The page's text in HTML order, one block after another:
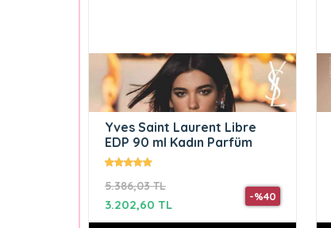
Yves Saint Laurent Libre
EDP 90 ml Kadın Parfüm
5.386,03 TL
-%40
3.202,60 TL